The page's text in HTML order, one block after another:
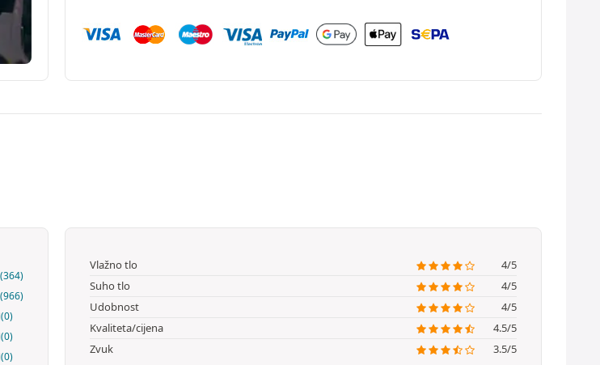
(364)
(966)
(0)
(0)
(0)
Vlažno tlo
4/5
Suho tlo
4/5
Udobnost
4/5
Kvaliteta/cijena
4.5/5
Zvuk
3.5/5